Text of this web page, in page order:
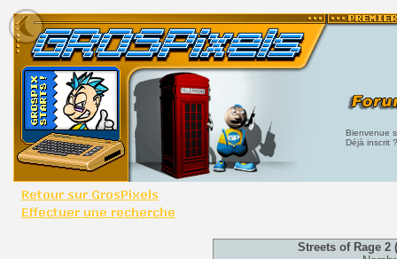
Bienvenue
Déjà inscrit
Streets of Rage 2